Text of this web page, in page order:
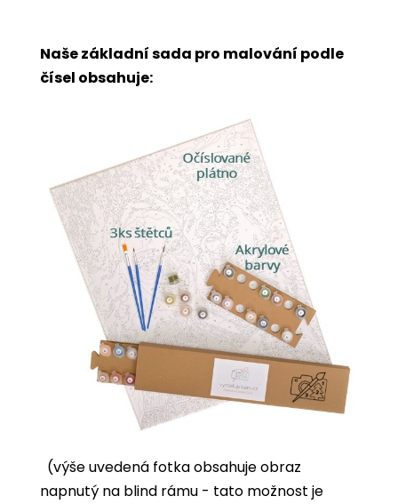
Naše základní sada pro malování podle
čísel obsahuje:
(výše uvedená fotka obsahuje obraz
napnutý na blind rámu - tato možnost je